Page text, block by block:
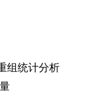
组统计分析